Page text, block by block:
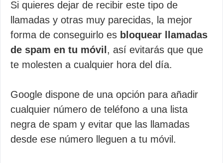
Si quieres dejar de recibir este tipo de
llamadas y otras muy parecidas, la mejor
forma de conseguirlo es bloquear llamadas
de spam en tu móvil , así evitarás que que
te molesten a cualquier hora del día.
Google dispone de una opción para añadir
cualquier número de teléfono a una lista
negra de spam y evitar que las llamadas
desde ese número lleguen a tu móvil.